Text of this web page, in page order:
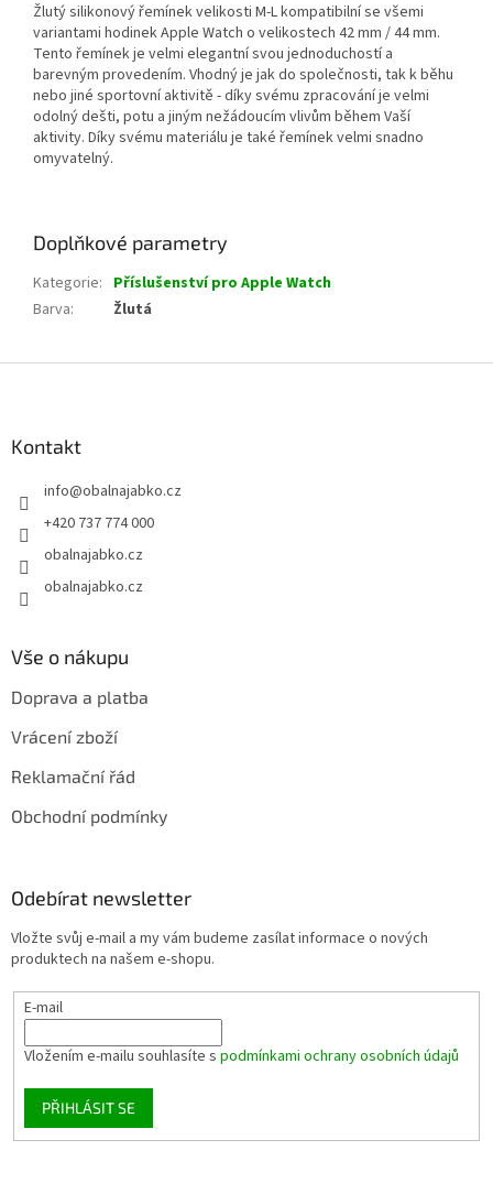
Žlutý silikonový řemínek velikosti M-L kompatibilní se všemi
variantami hodinek Apple Watch o velikostech 42 mm / 44 mm.
Tento řemínek je velmi elegantní svou jednoduchostí a
barevným provedením. Vhodný je jak do společnosti, tak k běhu
nebo jiné sportovní aktivitě - díky svému zpracování je velmi
odolný dešti, potu a jiným nežádoucím vlivům během Vaší
aktivity. Díky svému materiálu je také řemínek velmi snadno
omyvatelný.
Doplňkové parametry
Kategorie: Příslušenství pro Apple Watch
Barva: Žlutá
Kontakt
info@obalnajabko.cz
+420 737 774 000
obalnajabko.cz
obalnajabko.cz
Vše o nákupu
Doprava a platba
Vrácení zboží
Reklamační řád
Obchodní podmínky
Odebírat newsletter
Vložte svůj e-mail a my vám budeme zasílat informace o nových
produktech na našem e-shopu.
E-mail
Vložením e-mailu souhlasíte s podmínkami ochrany osobních údajů
PŘIHLÁSIT SE